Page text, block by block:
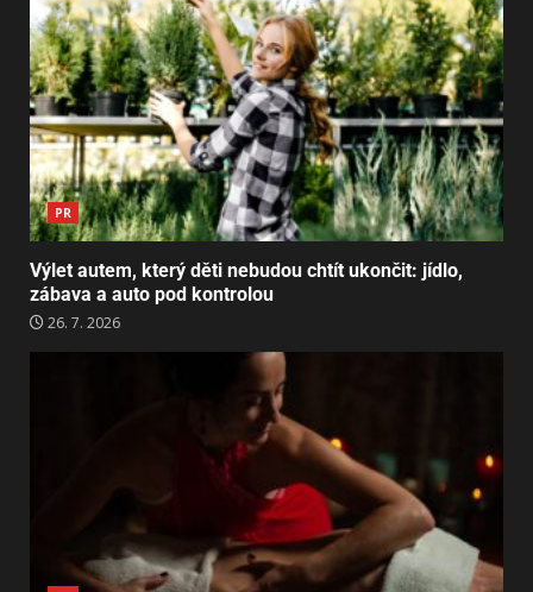
PR
Výlet autem, který děti nebudou chtít ukončit: jídlo,
zábava a auto pod kontrolou
26. 7. 2026